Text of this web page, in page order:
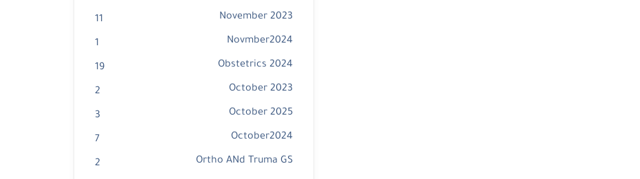
November 2023
11
Novmber2024
1
Obstetrics 2024
19
October 2023
2
October 2025
3
October2024
7
Ortho ANd Truma GS
2